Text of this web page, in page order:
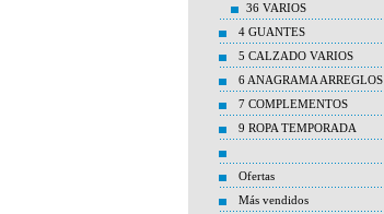
36 VARIOS
4 GUANTES
5 CALZADO VARIOS
6 ANAGRAMA ARREGLOS
7 COMPLEMENTOS
9 ROPA TEMPORADA
Ofertas
Más vendidos